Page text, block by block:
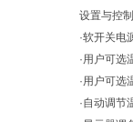
设置与控制
·软开关电
·用户可选
·用户可选
·自动调节